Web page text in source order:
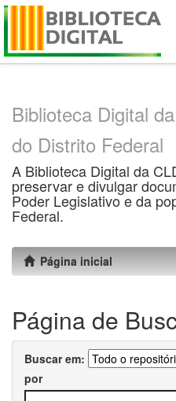
Skip
Biblioteca Digital
do Distrito Federal
A Biblioteca Digital da
preservar e divulgar
Poder Legislativo e da
Federal.
Página inicial
Página de
Buscar em:
por